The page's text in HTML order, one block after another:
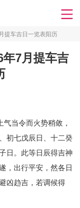
提车吉日一览表阳历
7月提车吉
当令而火势稍敛，
初七戊辰日、十二癸
日。此等日辰得吉神
，出行平安，然各日
凶趋吉，若调候得